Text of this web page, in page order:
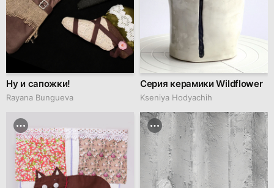
Ну и сапожки!
Rayana Bungueva
Серия керамики Wildflower
Kseniya Hodyachih